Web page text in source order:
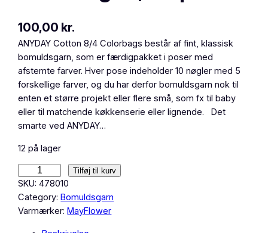
100,00 kr.
ANYDAY Cotton 8/4 Colorbags består af fint, klassisk
bomuldsgarn, som er færdigpakket i poser med
afstemte farver. Hver pose indeholder 10 nøgler med 5
forskellige farver, og du har derfor bomuldsgarn nok til
enten et større projekt eller flere små, som fx til baby
eller til matchende køkkenserie eller lignende. Det
smarte ved ANYDAY…
12 på lager
N
Y
D
Tilføj til kurv
SKU: 478010
Category:Bomuldsgarn
Varmærker:MayFlower